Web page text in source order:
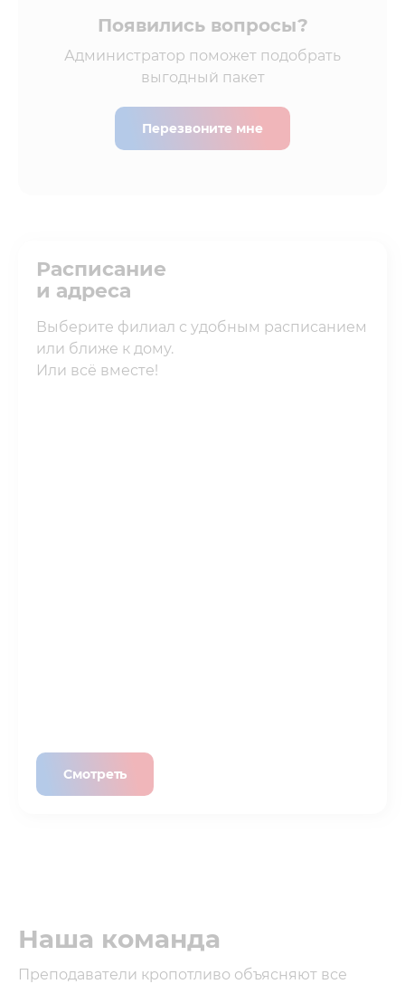
Появились вопросы?
Администратор поможет подобрать
выгодный пакет
Перезвоните мне
Расписание
и адреса
Выберите филиал с удобным расписанием
или ближе к дому.
Или всё вместе!
Смотреть
Наша команда
Преподаватели кропотливо объясняют все